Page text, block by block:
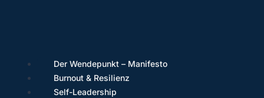
Der Wendepunkt – Manifesto
Burnout & Resilienz
Self-Leadership